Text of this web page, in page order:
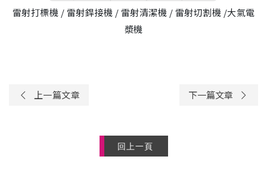
雷射打標機 / 雷射銲接機 / 雷射清潔機 / 雷射切割機 /大氣電
漿機
上一篇文章 下一篇文章
回上一頁